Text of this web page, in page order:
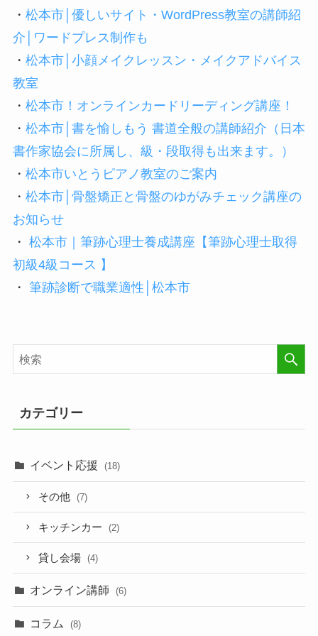
・ 松本市│優しいサイト・WordPress教室の講師紹
介│ワードプレス制作も
・ 松本市│小顔メイクレッスン・メイクアドバイス
教室
・ 松本市！オンラインカードリーディング講座！
・ 松本市│書を愉しもう 書道全般の講師紹介（日本
書作家協会に所属し、級・段取得も出来ます。）
・ 松本市いとうピアノ教室のご案内
・ 松本市│骨盤矯正と骨盤のゆがみチェック講座の
お知らせ
・ 松本市｜筆跡心理士養成講座【筆跡心理士取得
初級4級コース 】
・ 筆跡診断で職業適性│松本市
カテゴリー
イベント応援 (18)
その他 (7)
キッチンカー (2)
貸し会場 (4)
オンライン講師 (6)
コラム (8)